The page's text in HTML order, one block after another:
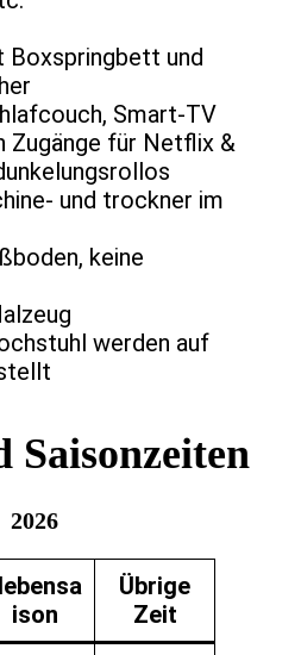
Boxspringbett und
Smart-TV
Zugänge für Netflix &
und trockner im
keine
werden auf
Saisonzeiten
2026
ison
Übrige
Zeit